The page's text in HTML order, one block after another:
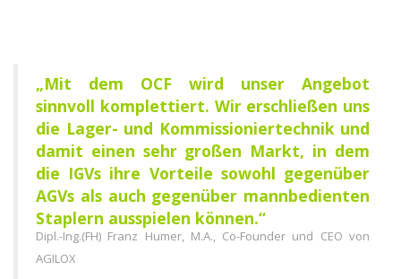
„Mit dem OCF wird unser Angebot
sinnvoll komplettiert. Wir erschließen uns
die Lager- und Kommissioniertechnik und
damit einen sehr großen Markt, in dem
die IGVs ihre Vorteile sowohl gegenüber
AGVs als auch gegenüber mannbedienten
Staplern ausspielen können.“
Dipl.-Ing.(FH) Franz Humer, M.A., Co-Founder und CEO von
AGILOX